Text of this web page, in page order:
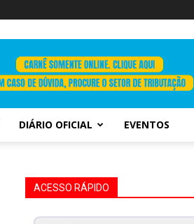
DIÁRIO OFICIAL EVENTOS
ACESSO RÁPIDO